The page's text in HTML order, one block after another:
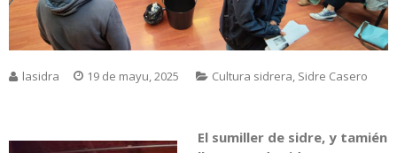
lasidra 19 de mayu, 2025 Cultura sidrera, Sidre Casero
El sumiller de sidre, y tamién